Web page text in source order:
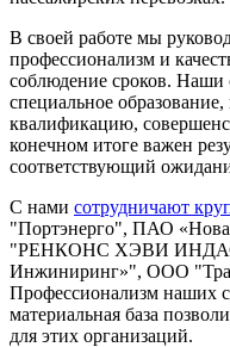
В своей работе мы
профессионализм и
соблюдение сроков. Наши
специальное
квалификацию,
конечном итоге важен
соответствующий
С нами сотрудничают
"Портэнерго", ПАО
"РЕНКОНС ХЭВИ
Инжиниринг»", ООО
Профессионализм наших
материальная база
для этих организаций.